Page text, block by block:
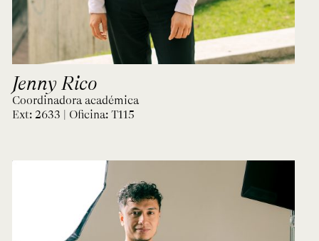
Jenny Rico
Coordinadora académica
Ext: 2633 | Oficina: T115